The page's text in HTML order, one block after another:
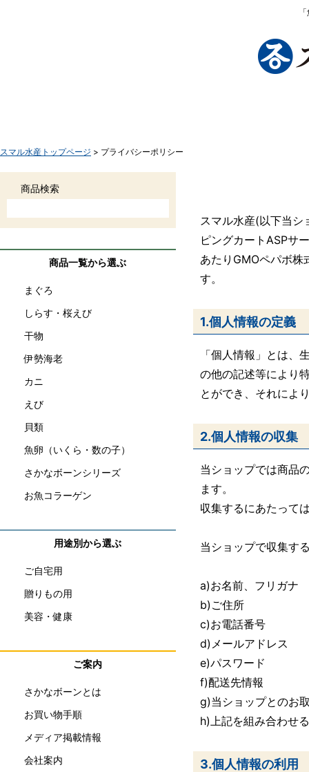
スマル水産トップページ > プライバシーポリシー
スマル水産(以下当シ
ピングカートASP
あたりGMOペパボ株
す。
1.個人情報の定義
「個人情報」とは、
の他の記述等により
とができ、それによ
2.個人情報の収集
当ショップでは商品
ます。
収集するにあたって
当ショップで収集す
a)お名前、フリガナ
b)ご住所
c)お電話番号
d)メールアドレス
e)パスワード
f)配送先情報
g)当ショップとのお
h)上記を組み合わせ
3.個人情報の利用
商品検索
商品一覧から選ぶ
まぐろ
しらす・桜えび
干物
伊勢海老
カニ
えび
貝類
魚卵（いくら・数の子）
さかなボーンシリーズ
お魚コラーゲン
用途別から選ぶ
ご自宅用
贈りもの用
美容・健康
ご案内
さかなボーンとは
お買い物手順
メディア掲載情報
会社案内